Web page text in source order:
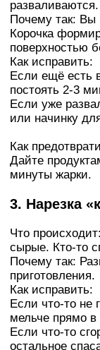
разваливаются.
Почему так: Вы
Корочка
поверхностью
Как исправить:
Если ещё есть
постоять 2-3
Если уже
или начинку
Как
Дайте
минуты жарки.
3. Нарезка
Что
сырые. Кто-то
Почему так:
приготовления.
Как исправить:
Если что-то не
мельче прямо в
Если что-то
остальное